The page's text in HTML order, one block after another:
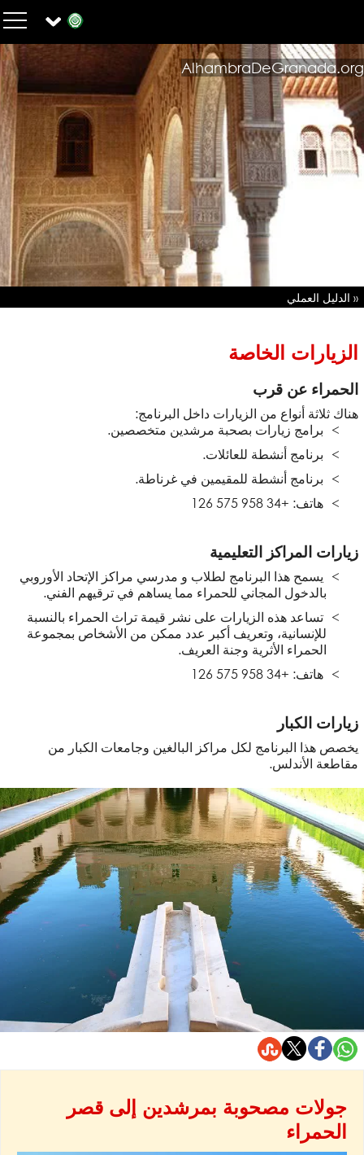
AlhambraDeGranada.org
« الدليل العملي
الزيارات الخاصة
الحمراء عن قرب
هناك ثلاثة أنواع من الزيارات داخل البرنامج:
برامج زيارات بصحبة مرشدين متخصصين.
برنامج أنشطة للعائلات.
برنامج أنشطة للمقيمين في غرناطة.
هاتف: +34 958 575 126
زيارات المراكز التعليمية
يسمح هذا البرنامج لطلاب و مدرسي مراكز الإتحاد الأوروبي
بالدخول المجاني للحمراء مما يساهم في ترقيهم الفني.
تساعد هذه الزيارات على نشر قيمة تراث الحمراء بالنسبة
للإنسانية، وتعريف أكبر عدد ممكن من الأشخاص بمجموعة
الحمراء الأثرية وجنة العريف.
هاتف: +34 958 575 126
زيارات الكبار
يخصص هذا البرنامج لكل مراكز البالغين وجامعات الكبار من
مقاطعة الأندلس.
جولات مصحوبة بمرشدين إلى قصر
الحمراء